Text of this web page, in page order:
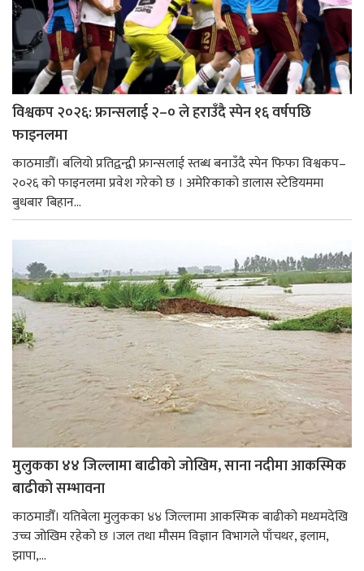
विश्वकप २०२६: फ्रान्सलाई २–० ले हराउँदै स्पेन १६ वर्षपछि
फाइनलमा
काठमाडौँ। बलियो प्रतिद्वन्द्वी फ्रान्सलाई स्तब्ध बनाउँदै स्पेन फिफा विश्वकप–
२०२६ को फाइनलमा प्रवेश गरेको छ । अमेरिकाको डालास स्टेडियममा
बुधबार बिहान...
मुलुकका ४४ जिल्लामा बाढीको जोखिम, साना नदीमा आकस्मिक
बाढीको सम्भावना
काठमाडौँ। यतिबेला मुलुकका ४४ जिल्लामा आकस्मिक बाढीको मध्यमदेखि
उच्च जोखिम रहेको छ ।जल तथा मौसम विज्ञान विभागले पाँचथर, इलाम,
झापा,...